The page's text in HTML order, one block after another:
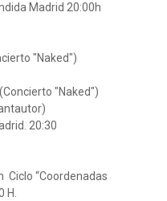
Madrid 20:00h
"Naked")
"Naked")
20:30
Ciclo “Coordenadas
H.